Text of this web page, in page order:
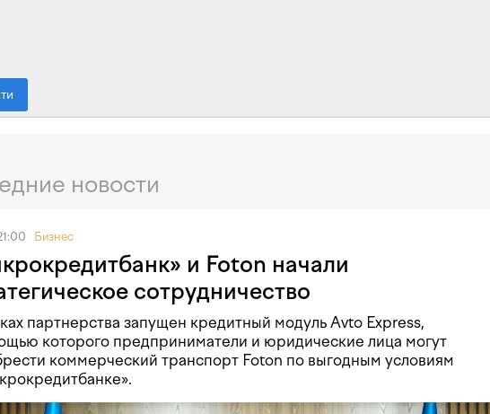
новости
Бизнес
и Foton начали
сотрудничество
партнерства запущен кредитный модуль Avto Express,
которого предприниматели и юридические лица могут
коммерческий транспорт Foton по выгодным условиям